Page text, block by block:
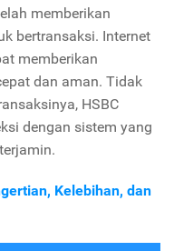
memberikan
bertransaksi. Internet
memberikan
dan aman. Tidak
HSBC
dengan sistem yang
Kelebihan, dan